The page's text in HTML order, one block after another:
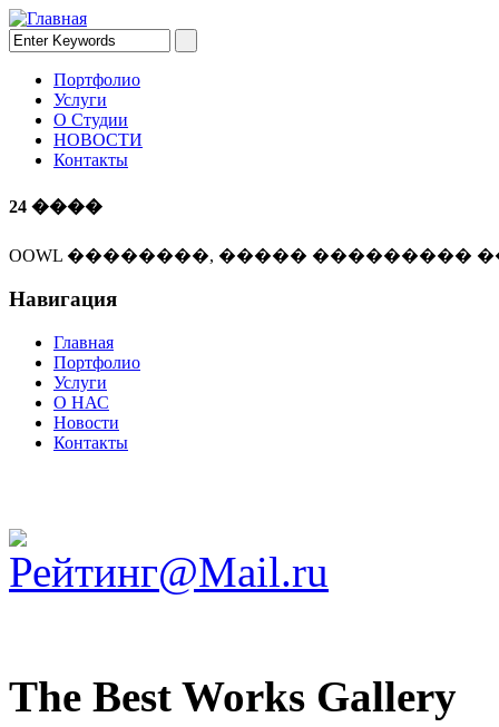
Портфолио
Услуги
О Студии
НОВОСТИ
Контакты
24 ����
OOWL ��������, ����� ���������
Навигация
Главная
Портфолио
Услуги
О НАС
Новости
Контакты
The Best Works Gallery